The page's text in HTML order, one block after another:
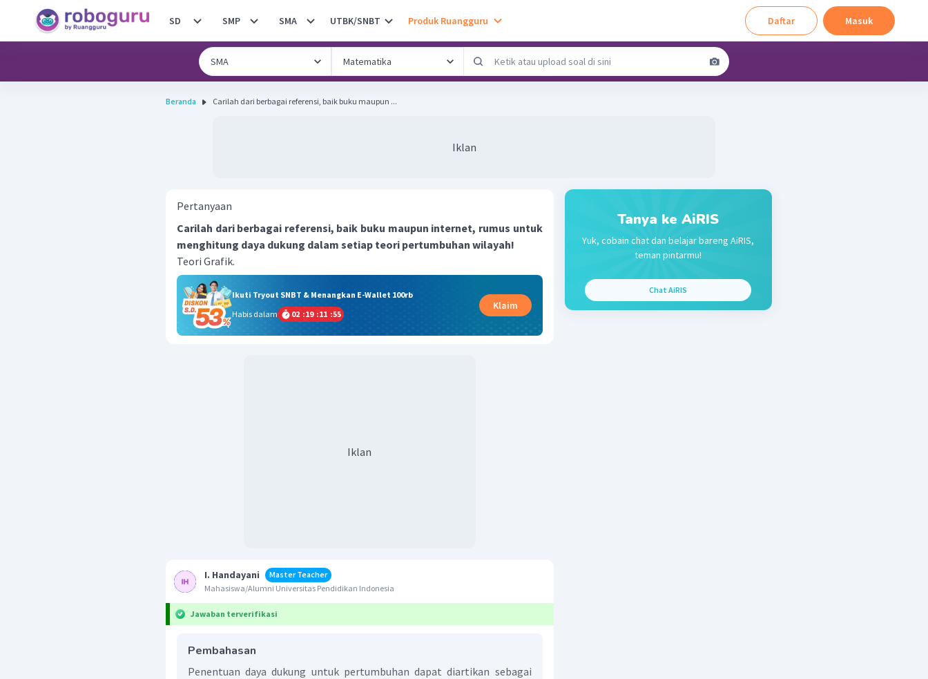
SD SMP SMA UTBK/SNBT Produk Ruangguru Daftar Masuk
Beranda Carilah dari berbagai referensi, baik buku maupun ...
Iklan
Pertanyaan
Carilah dari berbagai referensi, baik buku maupun internet, rumus untuk
menghitung daya dukung dalam setiap teori pertumbuhan wilayah!
Teori Grafik.
Ikuti Tryout SNBT & Menangkan E-Wallet 100rb
Habis dalam
02 :19 :11 :55
Klaim
Iklan
I. Handayani
Master Teacher
Mahasiswa/Alumni Universitas Pendidikan Indonesia
Jawaban terverifikasi
Pembahasan
Penentuan daya dukung untuk pertumbuhan dapat diartikan sebagai
Tanya ke AiRIS
Yuk, cobain chat dan belajar bareng AiRIS,
teman pintarmu!
Chat AiRIS